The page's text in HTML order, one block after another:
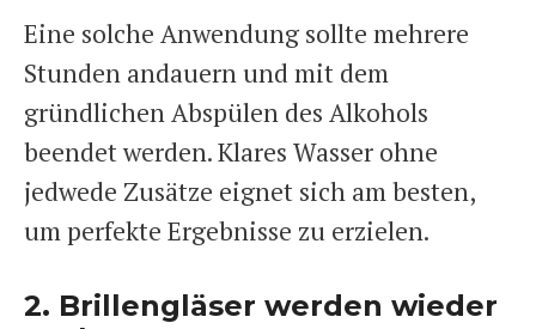
Eine solche Anwendung sollte mehrere
Stunden andauern und mit dem
gründlichen Abspülen des Alkohols
beendet werden. Klares Wasser ohne
jedwede Zusätze eignet sich am besten,
um perfekte Ergebnisse zu erzielen.
2. Brillengläser werden wieder